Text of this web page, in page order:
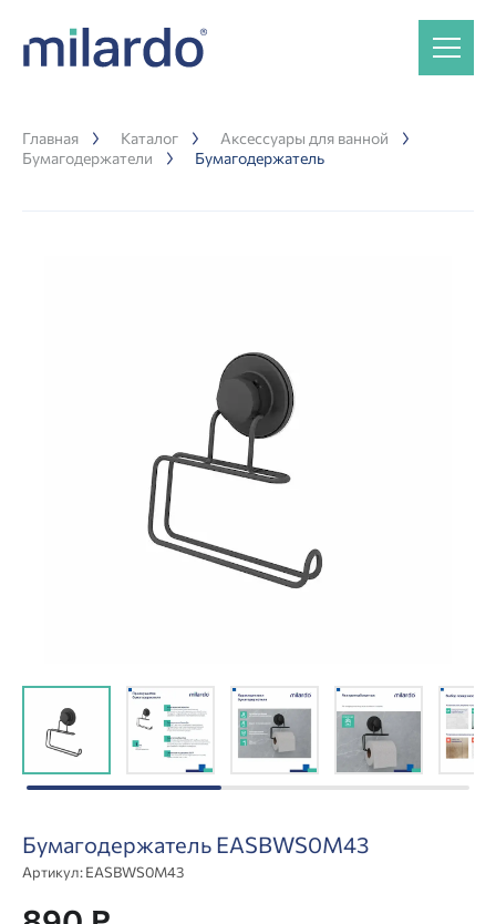
Главная Каталог
Аксессуары для ванной
Бумагодержатели
Бумагодержатель
Бумагодержатель EASBWS0M43
Артикул:EASBWS0M43